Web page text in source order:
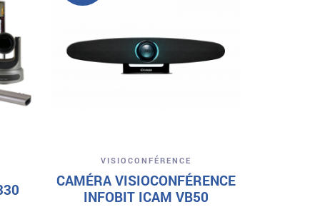
Aperçu
VISIOCONFÉRENCE
CAMÉRA VISIOCONFÉRENCE
INFOBIT ICAM VB50